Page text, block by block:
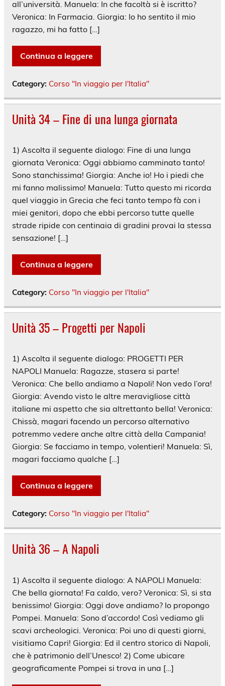
all’università. Manuela: In che facoltà si è iscritto?
Veronica: In Farmacia. Giorgia: Io ho sentito il mio
ragazzo, mi ha fatto […]
Continua a leggere
Category: Corso "In viaggio per l'Italia"
Unità 34 – Fine di una lunga giornata
1) Ascolta il seguente dialogo: Fine di una lunga
giornata Veronica: Oggi abbiamo camminato tanto!
Sono stanchissima! Giorgia: Anche io! Ho i piedi che
mi fanno malissimo! Manuela: Tutto questo mi ricorda
quel viaggio in Grecia che feci tanto tempo fà con i
miei genitori, dopo che ebbi percorso tutte quelle
strade ripide con centinaia di gradini provai la stessa
sensazione! […]
Continua a leggere
Category: Corso "In viaggio per l'Italia"
Unità 35 – Progetti per Napoli
1) Ascolta il seguente dialogo: PROGETTI PER
NAPOLI Manuela: Ragazze, stasera si parte!
Veronica: Che bello andiamo a Napoli! Non vedo l’ora!
Giorgia: Avendo visto le altre meravigliose città
italiane mi aspetto che sia altrettanto bella! Veronica:
Chissà, magari facendo un percorso alternativo
potremmo vedere anche altre città della Campania!
Giorgia: Se facciamo in tempo, volentieri! Manuela: Sì,
magari facciamo qualche […]
Continua a leggere
Category: Corso "In viaggio per l'Italia"
Unità 36 – A Napoli
1) Ascolta il seguente dialogo: A NAPOLI Manuela:
Che bella giornata! Fa caldo, vero? Veronica: Sì, si sta
benissimo! Giorgia: Oggi dove andiamo? Io propongo
Pompei. Manuela: Sono d’accordo! Così vediamo gli
scavi archeologici. Veronica: Poi uno di questi giorni,
visitiamo Capri! Giorgia: Ed il centro storico di Napoli,
che è patrimonio dell’Unesco! 2) Come ubicare
geograficamente Pompei si trova in una […]